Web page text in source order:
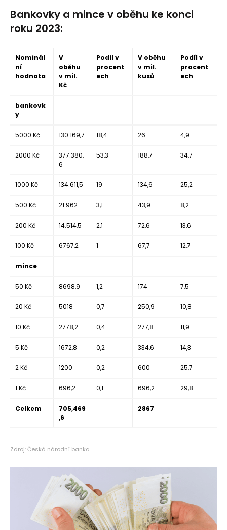
Bankovky a mince v oběhu ke konci
roku 2023:
Nominál
ní
hodnota
V
oběhu
v mil.
Kč
Podíl v
procent
ech
V oběhu
v mil.
kusů
Podíl v
procent
ech
bankovk
y
5000 Kč 130.169,7 18,4 26 4,9
2000 Kč
377.380,
6
53,3 188,7 34,7
1000 Kč 134.611,5 19 134,6 25,2
500 Kč 21.962 3,1 43,9 8,2
200 Kč 14.514,5 2,1 72,6 13,6
100 Kč 6767,2 1 67,7 12,7
mince
50 Kč 8698,9 1,2 174 7,5
20 Kč 5018 0,7 250,9 10,8
10 Kč 2778,2 0,4 277,8 11,9
5 Kč 1672,8 0,2 334,6 14,3
2 Kč 1200 0,2 600 25,7
1 Kč 696,2 0,1 696,2 29,8
Celkem
705,469
,6
2867
Zdroj: Česká národní banka